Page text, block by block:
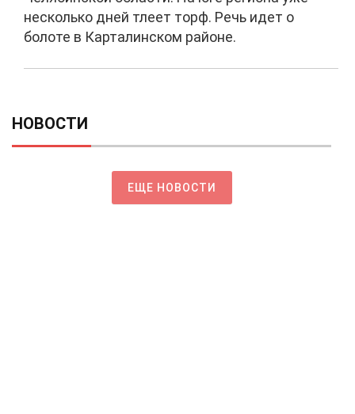
несколько дней тлеет торф. Речь идет о
болоте в Карталинском районе.
НОВОСТИ
ЕЩЕ НОВОСТИ